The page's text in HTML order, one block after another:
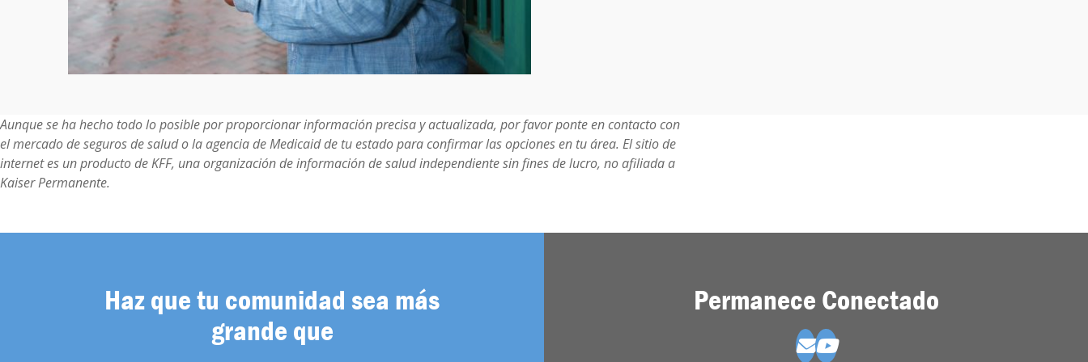
Aunque se ha hecho todo lo posible por proporcionar información precisa y actualizada, por favor ponte en contacto con
el mercado de seguros de salud o la agencia de Medicaid de tu estado para confirmar las opciones en tu área. El sitio de
internet es un producto de KFF, una organización de información de salud independiente sin fines de lucro, no afiliada a
Kaiser Permanente.
Haz que tu comunidad sea más
grande que
Permanece Conectado